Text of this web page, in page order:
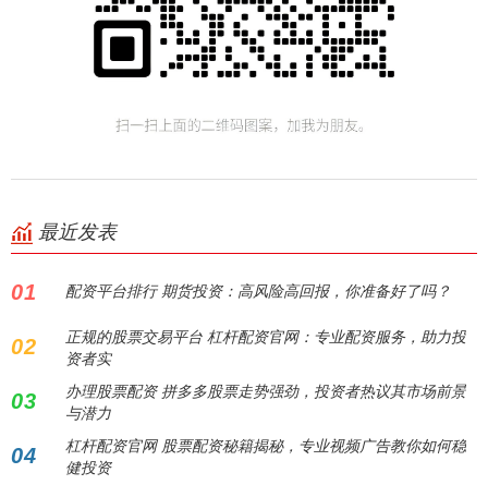
最近发表
01 配资平台排行 期货投资：高风险高回报，你准备好了吗？
02
正规的股票交易平台 杠杆配资官网：专业配资服务，助力投
资者实
03
办理股票配资 拼多多股票走势强劲，投资者热议其市场前景
与潜力
04
杠杆配资官网 股票配资秘籍揭秘，专业视频广告教你如何稳
健投资